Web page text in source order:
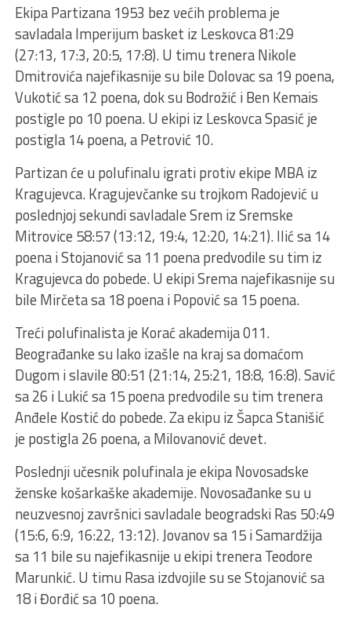
Ekipa Partizana 1953 bez većih problema je
savladala Imperijum basket iz Leskovca 81:29
(27:13, 17:3, 20:5, 17:8). U timu trenera Nikole
Dmitrovića najefikasnije su bile Dolovac sa 19 poena,
Vukotić sa 12 poena, dok su Bodrožić i Ben Kemais
postigle po 10 poena. U ekipi iz Leskovca Spasić je
postigla 14 poena, a Petrović 10.
Partizan će u polufinalu igrati protiv ekipe MBA iz
Kragujevca. Kragujevčanke su trojkom Radojević u
poslednjoj sekundi savladale Srem iz Sremske
Mitrovice 58:57 (13:12, 19:4, 12:20, 14:21). Ilić sa 14
poena i Stojanović sa 11 poena predvodile su tim iz
Kragujevca do pobede. U ekipi Srema najefikasnije su
bile Mirčeta sa 18 poena i Popović sa 15 poena.
Treći polufinalista je Korać akademija 011.
Beograđanke su lako izašle na kraj sa domaćom
Dugom i slavile 80:51 (21:14, 25:21, 18:8, 16:8). Savić
sa 26 i Lukić sa 15 poena predvodile su tim trenera
Anđele Kostić do pobede. Za ekipu iz Šapca Stanišić
je postigla 26 poena, a Milovanović devet.
Poslednji učesnik polufinala je ekipa Novosadske
ženske košarkaške akademije. Novosađanke su u
neuzvesnoj završnici savladale beogradski Ras 50:49
(15:6, 6:9, 16:22, 13:12). Jovanov sa 15 i Samardžija
sa 11 bile su najefikasnije u ekipi trenera Teodore
Marunkić. U timu Rasa izdvojile su se Stojanović sa
18 i Đorđić sa 10 poena.